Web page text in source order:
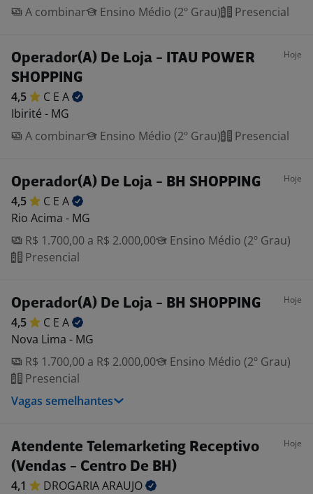
A combinar
Ensino Médio (2º Grau) Presencial
Operador(A) De Loja - ITAU POWER
SHOPPING
Hoje
4,5 C E A
Ibirité - MG
A combinar
Ensino Médio (2º Grau) Presencial
Operador(A) De Loja - BH SHOPPING Hoje
4,5 C E A
Rio Acima - MG
R$ 1.700,00 a R$ 2.000,00
Ensino Médio (2º Grau)
Presencial
Operador(A) De Loja - BH SHOPPING Hoje
4,5 C E A
Nova Lima - MG
R$ 1.700,00 a R$ 2.000,00
Ensino Médio (2º Grau)
Presencial
Vagas semelhantes
Atendente Telemarketing Receptivo
(Vendas - Centro De BH)
Hoje
4,1 DROGARIAARAUJO